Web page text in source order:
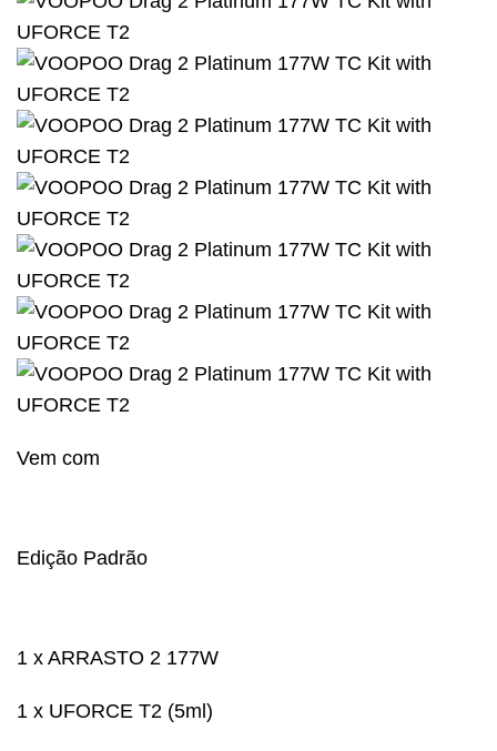
Vem com
Edição Padrão
1 x ARRASTO 2 177W
1 x UFORCE T2 (5ml)